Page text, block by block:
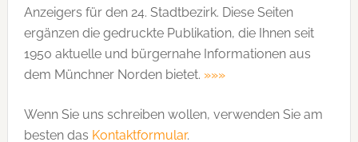
Anzeigers für den 24. Stadtbezirk. Diese Seiten
ergänzen die gedruckte Publi­kation, die Ihnen seit
1950 aktuelle und bürgernahe Informationen aus
dem Münchner Norden bietet. »»»
Wenn Sie uns schreiben wollen, verwenden Sie am
besten das Kontaktformular.